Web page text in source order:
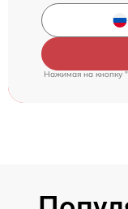
Нажимая на кнопку